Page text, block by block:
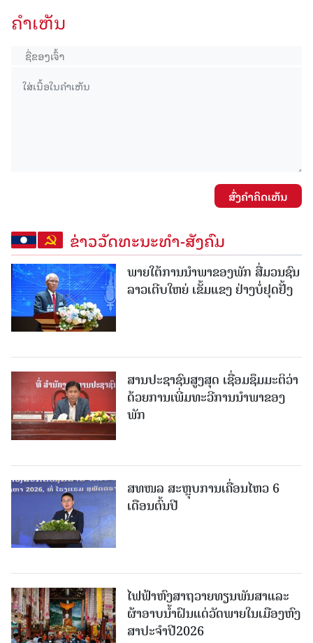
ຄໍາເຫັນ
ສົ່ງຄໍາຄິດເຫັນ
ຂ່າວວັດທະນະທຳ-ສັງຄົມ
ພາຍໃຕ້ການນໍາພາຂອງພັກ ສື່ມວນຊົນ
ລາວເຕີບໃຫຍ່ ເຂັ້ມແຂງ ຢ່າງບໍ່ຢຸດຢັ້ງ
ສານປະຊາຊົນສູງສຸດ ເຊື່ອມຊຶມມະຕິວ່າ
ດ້ວຍການເພີ່ມທະວີການນຳພາຂອງ
ພັກ
ສທໜລ ສະຫຼຸບການເຄື່ອນໄຫວ 6
ເດືອນຕົ້ນປີ
ໄຟຟ້າຫົງສາຖວາຍທຽນພັນສາແລະ
ຜ້າອາບນໍ້າຝົນແດ່ວັດພາຍໃນເມືອງຫົງ
ສາປະຈໍາປີ2026